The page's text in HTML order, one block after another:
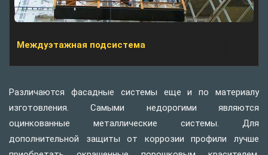
Междуэтажная подсистема
Различаются фасадные системы еще и по материалу
изготовления. Самыми недорогими являются
оцинкованные металлические системы. Для
дополнительной защиты от коррозии профили лучше